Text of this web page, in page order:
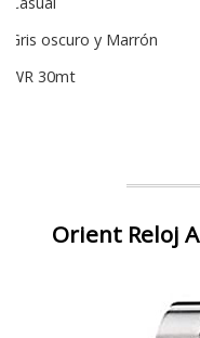
Gris oscuro y Marrón
WR 30mt
Orient Reloj